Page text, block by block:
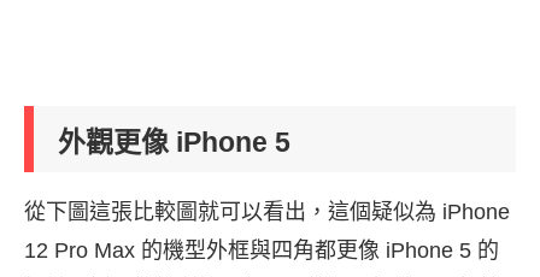
外觀更像 iPhone 5
從下圖這張比較圖就可以看出，這個疑似為 iPhone
12 Pro Max 的機型外框與四角都更像 iPhone 5 的